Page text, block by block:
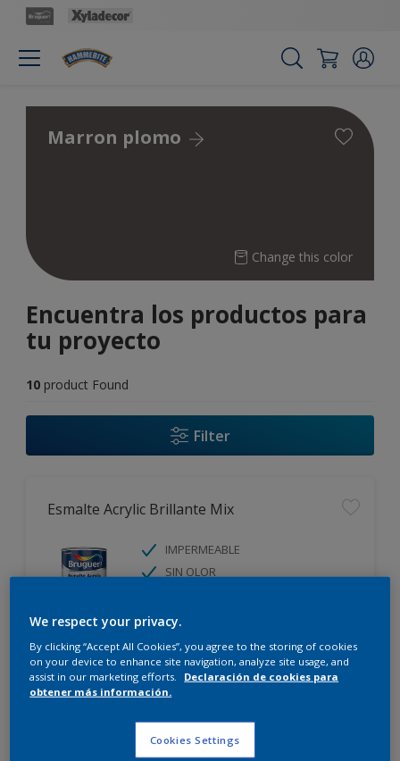
Marron plomo
Change this color
Encuentra los productos para
tu proyecto
10 product Found
Filter
Esmalte Acrylic Brillante Mix
IMPERMEABLE
SIN OLOR
Comparar
We respect your privacy.
By clicking “Accept All Cookies”, you agree to the storing of cookies
on your device to enhance site navigation, analyze site usage, and
assist in our marketing efforts.
Declaración de cookies para
obtener más información.
Cookies Settings